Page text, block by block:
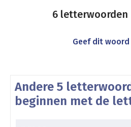
6
Geef dit woord
Andere 5
beginnen met de